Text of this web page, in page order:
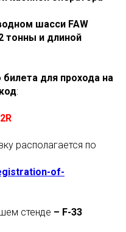
шасси FAW
тонны и длиной
для прохода на
:
располагается по
of-
стенде – F-33